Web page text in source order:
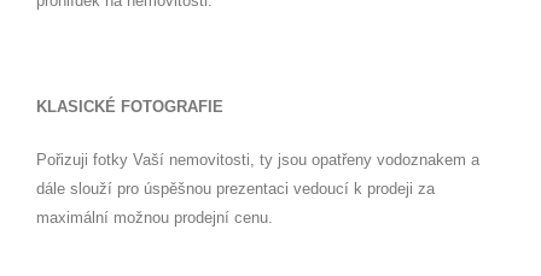
KLASICKÉ FOTOGRAFIE
Pořizuji fotky Vaší nemovitosti, ty jsou opatřeny vodoznakem a
dále slouží pro úspěšnou prezentaci vedoucí k prodeji za
maximální možnou prodejní cenu.